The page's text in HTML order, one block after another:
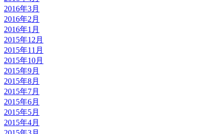
2016年3月
2016年2月
2016年1月
2015年12月
2015年11月
2015年10月
2015年9月
2015年8月
2015年7月
2015年6月
2015年5月
2015年4月